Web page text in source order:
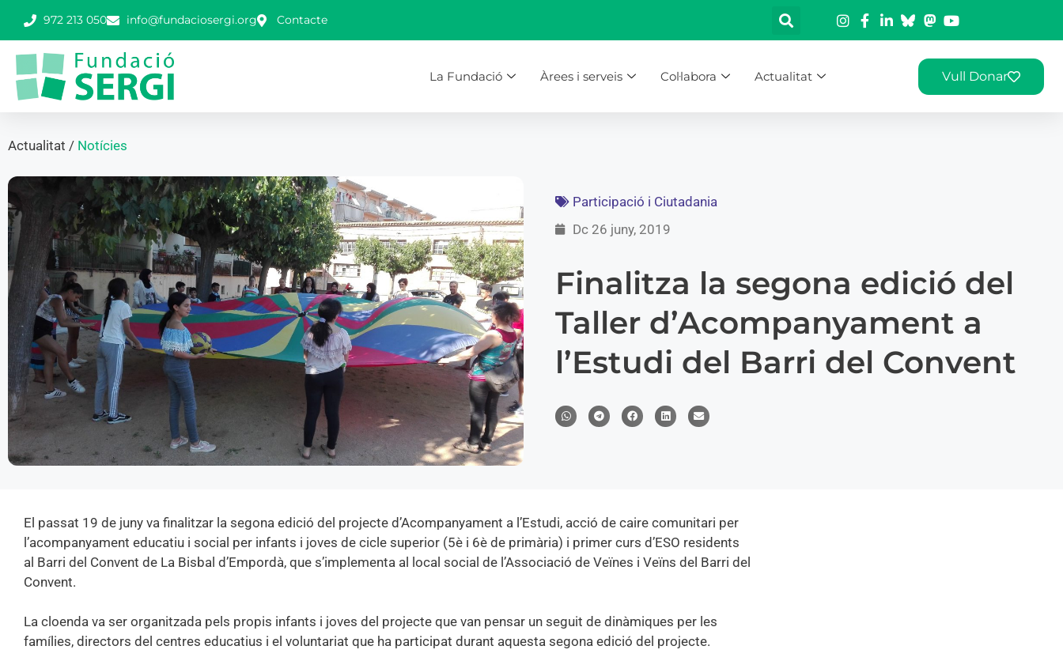
972 213 050 info@fundaciosergi.org Contacte
La Fundació Àrees i serveis Col·labora Actualitat Vull Donar
Actualitat / Notícies
Participació i Ciutadania
Dc 26 juny, 2019
Finalitza la segona edició del
Taller d’Acompanyament a
l’Estudi del Barri del Convent
El passat 19 de juny va finalitzar la segona edició del projecte d’Acompanyament a l’Estudi, acció de caire comunitari per
l’acompanyament educatiu i social per infants i joves de cicle superior (5è i 6è de primària) i primer curs d’ESO residents
al Barri del Convent de La Bisbal d’Empordà, que s’implementa al local social de l’Associació de Veïnes i Veïns del Barri del
Convent.
La cloenda va ser organitzada pels propis infants i joves del projecte que van pensar un seguit de dinàmiques per les
famílies, directors del centres educatius i el voluntariat que ha participat durant aquesta segona edició del projecte.